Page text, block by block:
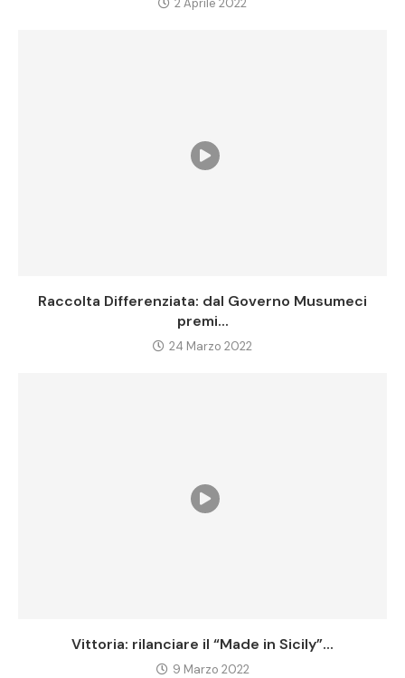
2 Aprile 2022
Raccolta Differenziata: dal Governo Musumeci
premi...
24 Marzo 2022
Vittoria: rilanciare il “Made in Sicily”...
9 Marzo 2022